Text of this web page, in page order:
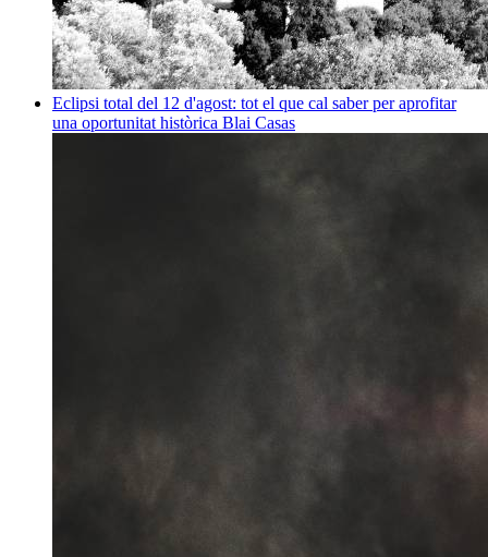
Eclipsi total del 12 d'agost: tot el que cal saber per aprofitar
una oportunitat històrica Blai Casas